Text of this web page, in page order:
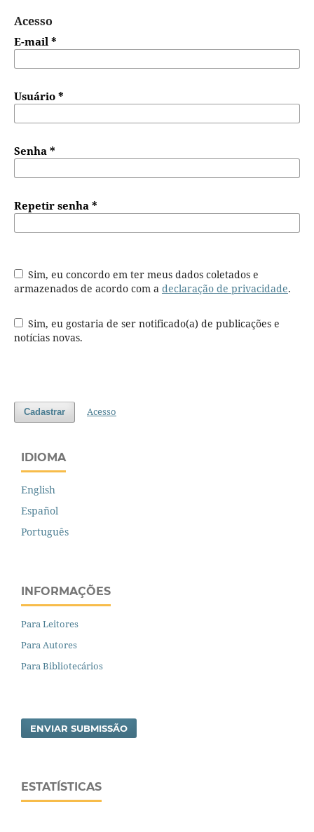
Acesso
E-mail*
Usuário*
Senha*
Repetir senha*
Sim, eu concordo em ter meus dados coletados e
armazenados de acordo com a declaração de privacidade.
Sim, eu gostaria de ser notificado(a) de publicações e
notícias novas.
Cadastrar Acesso
IDIOMA
English
Español
Português
INFORMAÇÕES
Para Leitores
Para Autores
Para Bibliotecários
ENVIAR SUBMISSÃO
ESTATÍSTICAS